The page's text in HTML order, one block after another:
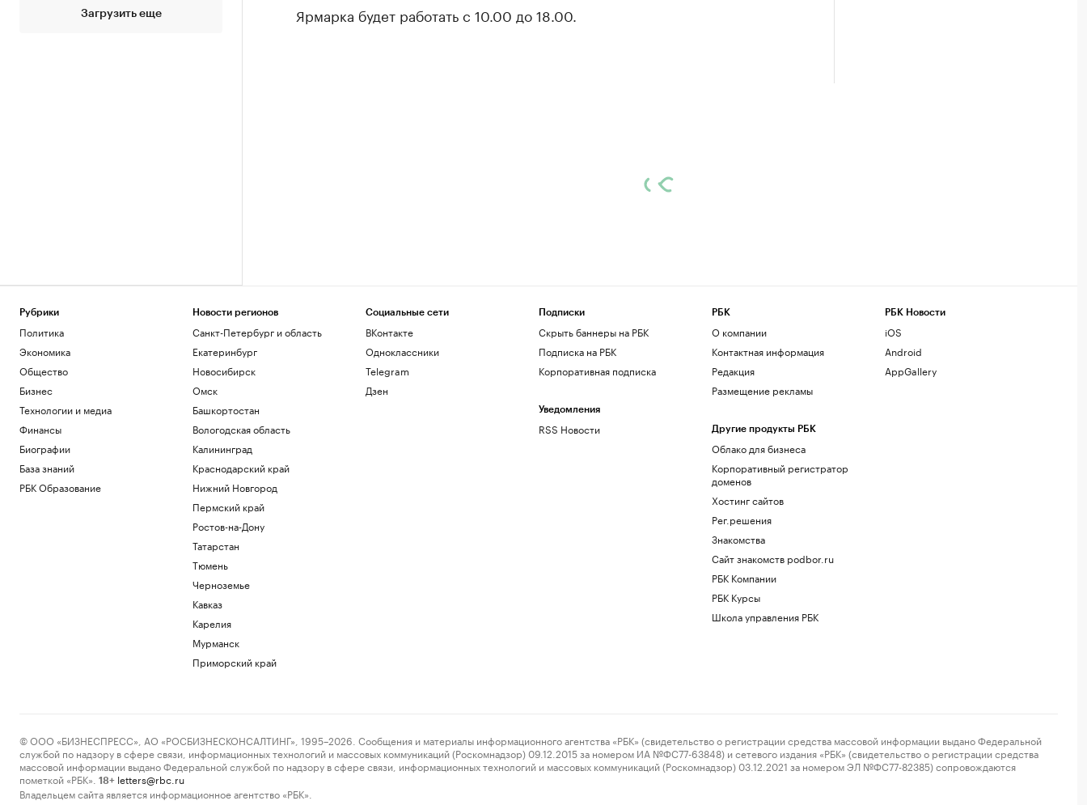
Загрузить еще
Ярмарка будет работать с 10.00 до 18.00.
Рубрики
Политика
Экономика
Общество
Бизнес
Технологии и медиа
Финансы
Биографии
База знаний
РБК Образование
Новости регионов
Санкт-Петербург и область
Екатеринбург
Новосибирск
Омск
Башкортостан
Вологодская область
Калининград
Краснодарский край
Нижний Новгород
Пермский край
Ростов-на-Дону
Татарстан
Тюмень
Черноземье
Кавказ
Карелия
Мурманск
Приморский край
Социальные сети
ВКонтакте
Одноклассники
Telegram
Дзен
Подписки
Скрыть баннеры на РБК
Подписка на РБК
Корпоративная подписка
Уведомления
RSS Новости
РБК
О компании
Контактная информация
Редакция
Размещение рекламы
Другие продукты РБК
Облако для бизнеса
Корпоративный регистратор
доменов
Хостинг сайтов
Рег.решения
Знакомства
Сайт знакомств podbor.ru
РБК Компании
РБК Курсы
Школа управления РБК
РБК Новости
iOS
Android
AppGallery
© ООО «БИЗНЕСПРЕСС», АО «РОСБИЗНЕСКОНСАЛТИНГ», 1995–2026. Сообщения и материалы информационного агентства «РБК» (свидетельство о регистрации средства массовой информации выдано Федеральной
службой по надзору в сфере связи, информационных технологий и массовых коммуникаций (Роскомнадзор) 09.12.2015 за номером ИА №ФС77-63848) и сетевого издания «РБК» (свидетельство о регистрации средства
массовой информации выдано Федеральной службой по надзору в сфере связи, информационных технологий и массовых коммуникаций (Роскомнадзор) 03.12.2021 за номером ЭЛ №ФС77-82385) сопровождаются
пометкой «РБК».
18+ letters@rbc.ru
Владельцем сайта является информационное агентство «РБК».